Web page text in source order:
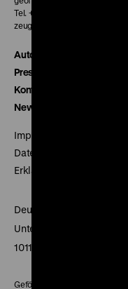
Tel. + 49 30 20304-770
zeughauskino@dhm.de
Autor*innen
Presse
Kontakt
Newsletter
Impressum
Datenschutz
Erklärung digitale
Deutsches Historisches
Unter den Linden 2
10117 Berlin
Gefördert mit Mitteln des